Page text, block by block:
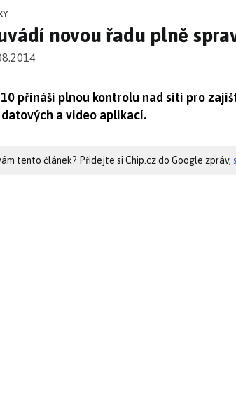
novou řadu plně
přináší plnou kontrolu nad sítí pro
a video aplikací.
tento článek? Přidejte si Chip.cz do Google zpráv,